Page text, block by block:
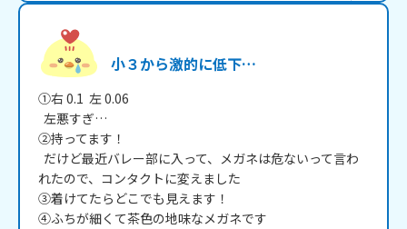
小３から激的に低下…
①右 0.1  左 0.06
②持ってます！
れたので、コンタクトに変えました
③着けてたらどこでも見えます！
④ふちが細くて茶色の地味なメガネです